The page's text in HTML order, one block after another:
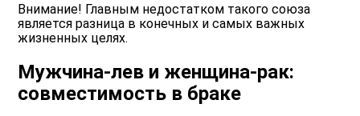
Внимание! Главным недостатком такого союза
является разница в конечных и самых важных
жизненных целях.
Мужчина-лев и женщина-рак:
совместимость в браке